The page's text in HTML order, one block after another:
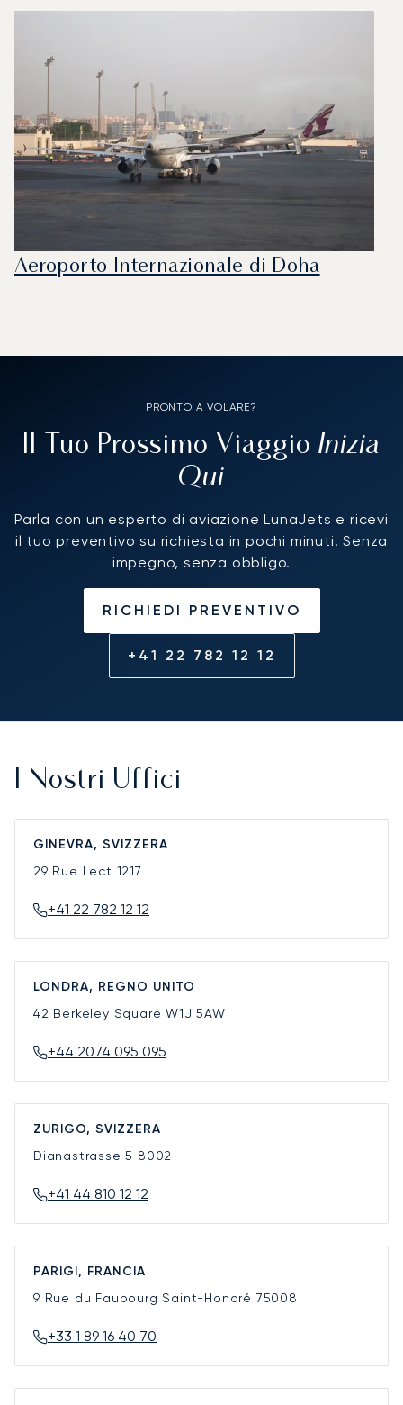
Aeroporto Internazionale di Doha
PRONTO A VOLARE?
Il Tuo Prossimo Viaggio Inizia
Qui
Parla con un esperto di aviazione LunaJets e ricevi
il tuo preventivo su richiesta in pochi minuti. Senza
impegno, senza obbligo.
RICHIEDI PREVENTIVO
+41 22 782 12 12
I Nostri Uffici
GINEVRA, SVIZZERA
29 Rue Lect 1217
+41 22 782 12 12
LONDRA, REGNO UNITO
42 Berkeley SquareW1J 5AW
+44 2074 095 095
ZURIGO, SVIZZERA
Dianastrasse 5 8002
+41 44 810 12 12
PARIGI, FRANCIA
9 Rue du Faubourg Saint-Honoré 75008
+33 1 89 16 40 70